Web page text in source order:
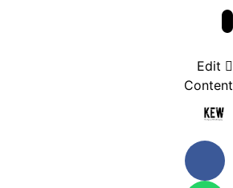
Edit
Content